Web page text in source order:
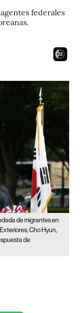
federales
21
de migrantes en
Cho Hyun,
de